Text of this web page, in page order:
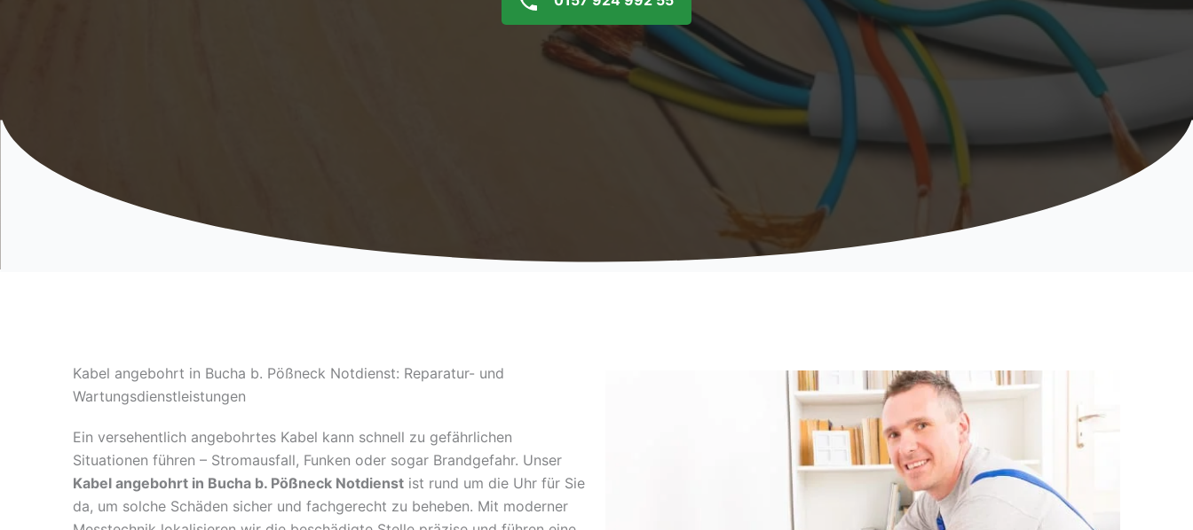
Kabel angebohrt in Bucha b. Pößneck Notdienst: Reparatur- und
Wartungsdienstleistungen
Ein versehentlich angebohrtes Kabel kann schnell zu gefährlichen
Situationen führen – Stromausfall, Funken oder sogar Brandgefahr. Unser
Kabel angebohrt in Bucha b. Pößneck Notdienst ist rund um die Uhr für Sie
da, um solche Schäden sicher und fachgerecht zu beheben. Mit moderner